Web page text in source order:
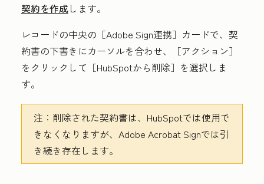
契約を作成します。
レコードの中央の ［Adobe Sign連携］カードで、契
約書の下書きにカーソルを合わせ、［アクション］
をクリックして［HubSpotから削除］ を選択しま
す。
注： 削除された契約書は、HubSpotでは使用で
きなくなりますが、Adobe Acrobat Signでは引
き続き存在します。